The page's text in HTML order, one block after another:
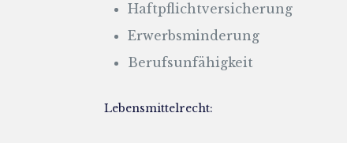
Haftpflichtversicherung
Erwerbsminderung
Berufsunfähigkeit
Lebensmittelrecht: